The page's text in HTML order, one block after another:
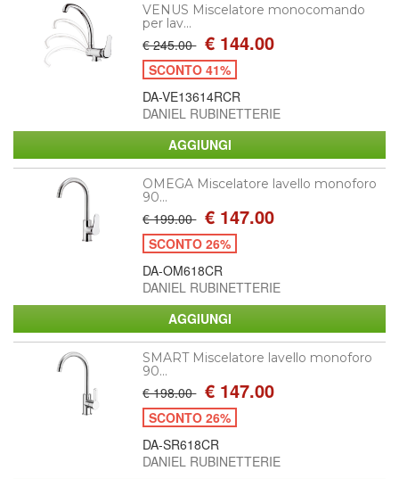
VENUS Miscelatore monocomando
per lav...
€ 245.00 € 144.00
SCONTO 41%
DA-VE13614RCR
DANIEL RUBINETTERIE
OMEGA Miscelatore lavello monoforo
90...
€ 199.00 € 147.00
SCONTO 26%
DA-OM618CR
DANIEL RUBINETTERIE
SMART Miscelatore lavello monoforo
90...
€ 198.00 € 147.00
SCONTO 26%
DA-SR618CR
DANIEL RUBINETTERIE